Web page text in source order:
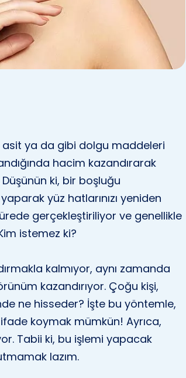
ya da gibi dolgu maddeleri
hacim kazandırarak
ki, bir boşluğu
yüz hatlarınızı yeniden
gerçekleştiriliyor ve genellikle
istemez ki?
kalmıyor, aynı zamanda
kazandırıyor. Çoğu kişi,
ne hisseder? İşte bu yöntemle,
koymak mümkün! Ayrıca,
Tabii ki, bu işlemi yapacak
lazım.